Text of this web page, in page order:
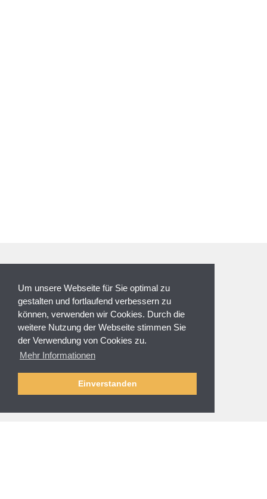
Um unsere Webseite für Sie optimal zu
gestalten und fortlaufend verbessern zu
können, verwenden wir Cookies. Durch die
weitere Nutzung der Webseite stimmen Sie
der Verwendung von Cookies zu.
Mehr Informationen
Einverstanden
NEWSLETTER